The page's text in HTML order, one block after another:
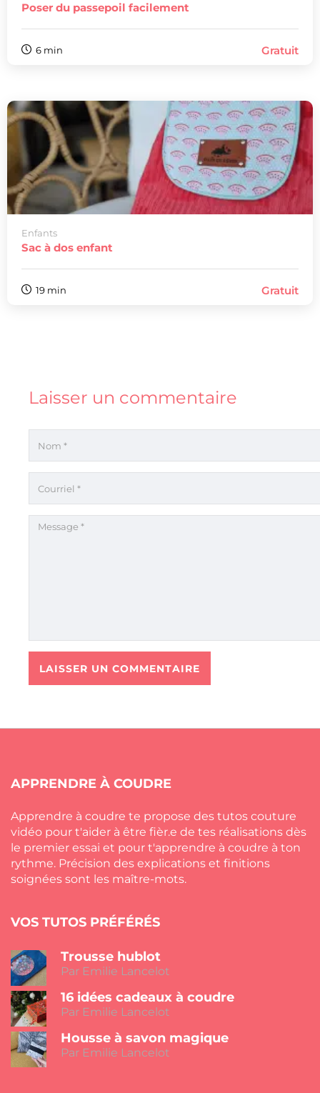
Poser du passepoil facilement
6 min Gratuit
Enfants
Sac à dos enfant
19 min Gratuit
Laisser un commentaire
APPRENDRE À COUDRE
Apprendre à coudre te propose des tutos couture
vidéo pour t'aider à être fièr.e de tes réalisations dès
le premier essai et pour t'apprendre à coudre à ton
rythme. Précision des explications et finitions
soignées sont les maître-mots.
VOS TUTOS PRÉFÉRÉS
Trousse hublot
Par Emilie Lancelot
16 idées cadeaux à coudre
Par Emilie Lancelot
Housse à savon magique
Par Emilie Lancelot